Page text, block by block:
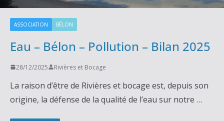
ASSOCIATION BÉLON
Eau – Bélon – Pollution – Bilan 2025
28/12/2025 Rivières et Bocage
La raison d’être de Rivières et bocage est, depuis son
origine, la défense de la qualité de l’eau sur notre …